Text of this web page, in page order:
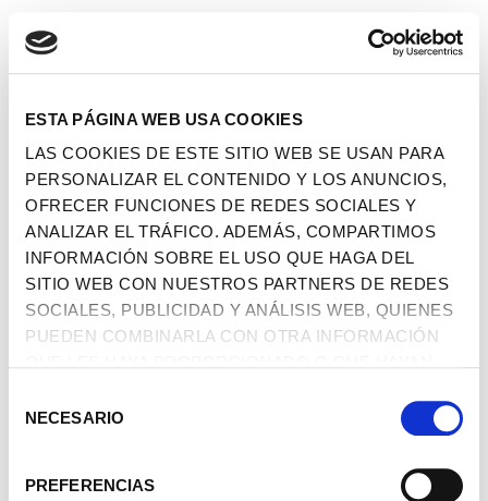
ESTA PÁGINA WEB USA COOKIES
LAS COOKIES DE ESTE SITIO WEB SE USAN PARA
PERSONALIZAR EL CONTENIDO Y LOS ANUNCIOS,
OFRECER FUNCIONES DE REDES SOCIALES Y
ANALIZAR EL TRÁFICO. ADEMÁS, COMPARTIMOS
INFORMACIÓN SOBRE EL USO QUE HAGA DEL
SITIO WEB CON NUESTROS PARTNERS DE REDES
SOCIALES, PUBLICIDAD Y ANÁLISIS WEB, QUIENES
PUEDEN COMBINARLA CON OTRA INFORMACIÓN
DE SUS SERVICIOS.
DENECESARIO
PREFERENCIAS